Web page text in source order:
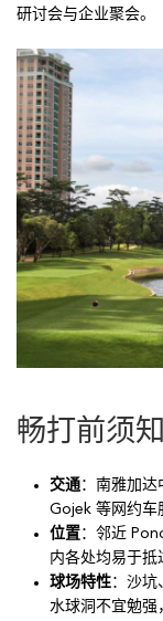
研讨会与企业聚会。
畅打前须知
交通：南雅加达
Gojek 等网约车
位置：邻近
内各处均易于抵
球场特性：沙坑
水球洞不宜勉强